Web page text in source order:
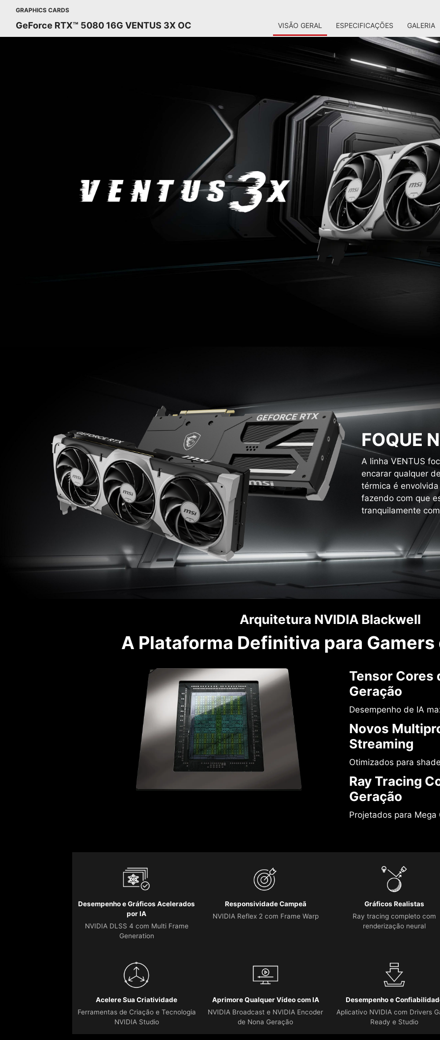
GRAPHICS CARDS
GeForce RTX™ 5080 16G VENTUS 3X OC VISÃO GERAL ESPECIFICAÇÕES GALERIA
FOQUE
A linha VENTUS
encarar qualquer
térmica é
fazendo com que
tranquilamente
Arquitetura NVIDIA Blackwell
A Plataforma Definitiva para
Tensor Cores
Geração
Desempenho de IA
Novos
Streaming
Otimizados para
Ray Tracing
Geração
Projetados para Mega
Desempenho e Gráficos Acelerados
por IA
NVIDIA DLSS 4 com Multi Frame
Generation
Responsividade Campeã
NVIDIA Reflex 2 com Frame Warp
Gráficos Realistas
Ray tracing completo com
renderização neural
Acelere Sua Criatividade
Ferramentas de Criação e Tecnologia
NVIDIA Studio
Aprimore Qualquer Vídeo com IA
NVIDIA Broadcast e NVIDIA Encoder
de Nona Geração
Desempenho e
Aplicativo NVIDIA com Drivers
Ready e Studio